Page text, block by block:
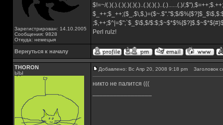
Зарегистрирован: 14.10.2005
Сообщения: 9828
Откуда: немецыя
$!=~/(.)(.).(.)(.)(.)(.)..(.)(.)(.)..(.)......(.)/
$_++;$_++;($_,$\,$,)=($~.$"."$;$/
;$,++;$^|=$";`$_$\$,$/
Perl rulz!
Вернуться к началу
THORON
ЫЫ
Добавлено: Вс Апр 20, 2008 9:18 pm Заголовок
никто не палится (((